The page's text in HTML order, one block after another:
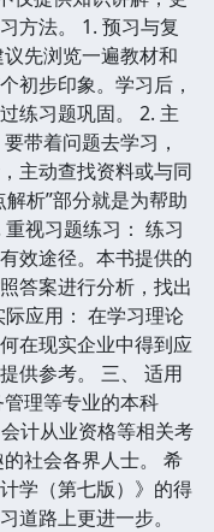
方法。 1. 预习与复
先浏览一遍教材和
初步印象。学习后，
练习题巩固。 2. 主
带着问题去学习，
主动查找资料或与同
析”部分就是为帮助
视习题练习： 练习
效途径。本书提供的
答案进行分析，找出
应用： 在学习理论
在现实企业中得到应
供参考。 三、 适用
理等专业的本科
计从业资格等相关考
社会各界人士。 希
学（第七版）》的得
道路上更进一步。